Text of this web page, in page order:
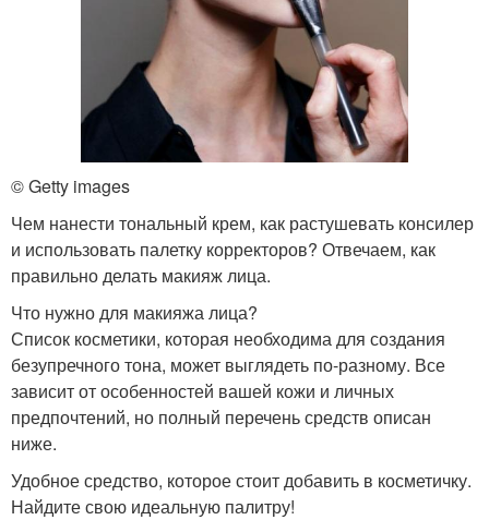
© Getty images
Чем нанести тональный крем, как растушевать консилер
и использовать палетку корректоров? Отвечаем, как
правильно делать макияж лица.
Что нужно для макияжа лица?
Список косметики, которая необходима для создания
безупречного тона, может выглядеть по-разному. Все
зависит от особенностей вашей кожи и личных
предпочтений, но полный перечень средств описан
ниже.
Удобное средство, которое стоит добавить в косметичку.
Найдите свою идеальную палитру!